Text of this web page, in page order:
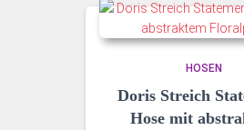
HOSEN
Doris Streich
Hose mit